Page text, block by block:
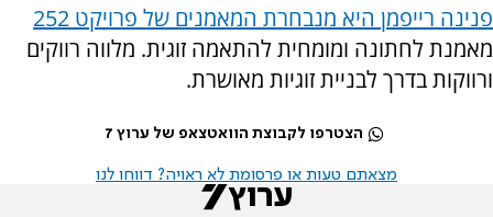
פנינה רייפמן היא מנבחרת המאמנים של פרויקט 252
מאמנת לחתונה ומומחית להתאמה זוגית. מלווה רווקים
ורווקות בדרך לבניית זוגיות מאושרת.
הצטרפו לקבוצת הוואטצאפ של ערוץ 7
מצאתם טעות או פרסומת לא ראויה? דווחו לנו